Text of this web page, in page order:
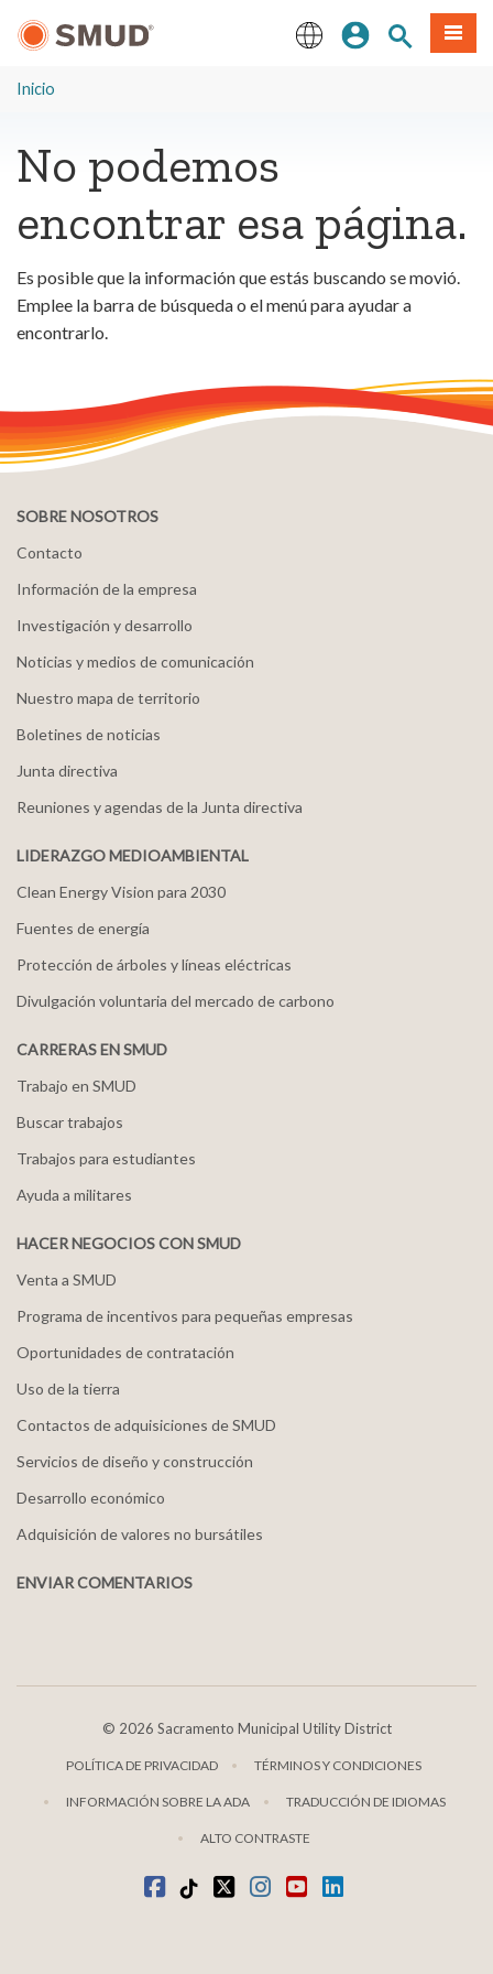
principal
Iniciar sesión
Buscar en
Menú
Inicio
No podemos
encontrar esa página.
Es posible que la información que estás buscando se movió.
Emplee la barra de búsqueda o el menú para ayudar a
encontrarlo.
SOBRE NOSOTROS
Contacto
Información de la empresa
Investigación y desarrollo
Noticias y medios de comunicación
Nuestro mapa de territorio
Boletines de noticias
Junta directiva
Reuniones y agendas de la Junta directiva
LIDERAZGO MEDIOAMBIENTAL
Clean Energy Vision para 2030
Fuentes de energía
Protección de árboles y líneas eléctricas
Divulgación voluntaria del mercado de carbono
CARRERAS EN SMUD
Trabajo en SMUD
Buscar trabajos
Trabajos para estudiantes
Ayuda a militares
HACER NEGOCIOS CON SMUD
Venta a SMUD
Programa de incentivos para pequeñas empresas
Oportunidades de contratación
Uso de la tierra
Contactos de adquisiciones de SMUD
Servicios de diseño y construcción
Desarrollo económico
Adquisición de valores no bursátiles
ENVIAR COMENTARIOS
© 2026 Sacramento Municipal Utility District
POLÍTICA DE PRIVACIDAD TÉRMINOS Y CONDICIONES
INFORMACIÓN SOBRE LA ADA TRADUCCIÓN DE IDIOMAS
ALTO CONTRASTE
Facebook
TikToktwitterInstagram
youtubeLinkedIn